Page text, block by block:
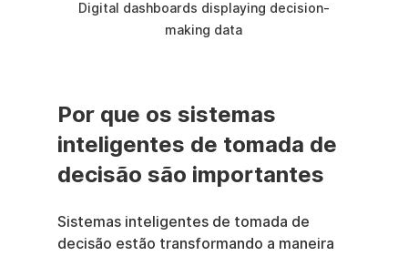
Digital dashboards displaying decision-
making data
Por que os sistemas
inteligentes de tomada de
decisão são importantes
Sistemas inteligentes de tomada de
decisão estão transformando a maneira